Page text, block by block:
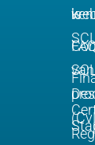
is
van